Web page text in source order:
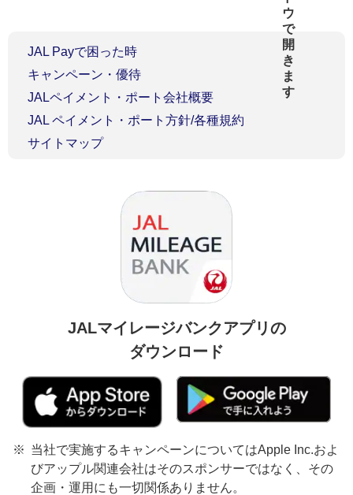
JAL Payで困った時
キャンペーン・優待
JALペイメント・ポート会社概要
JAL ペイメント・ポート方針/各種規約
サイトマップ
JALマイレージバンクアプリの
ダウンロード
当社で実施するキャンペーンについてはApple Inc.およ
びアップル関連会社はそのスポンサーではなく、その
企画・運用にも一切関係ありません。